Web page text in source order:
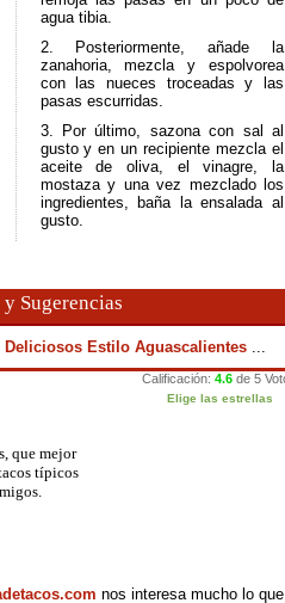
agua tibia.
2. Posteriormente, añade la
zanahoria, mezcla y espolvorea
con las nueces troceadas y las
pasas escurridas.
3. Por último, sazona con sal al
gusto y en un recipiente mezcla el
aceite de oliva, el vinagre, la
mostaza y una vez mezclado los
ingredientes, baña la ensalada al
gusto.
Sugerencias
Deliciosos Estilo Aguascalientes ...
que mejor
típicos
nos interesa mucho lo que